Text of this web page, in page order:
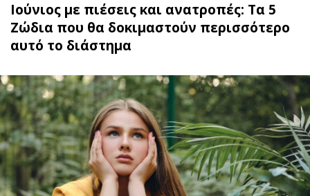
Ιούνιος με πιέσεις και ανατροπές: Τα 5
Zώδια που θα δοκιμαστούν περισσότερο
αυτό το διάστημα